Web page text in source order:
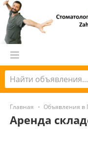
Главная Объявления в
Аренда